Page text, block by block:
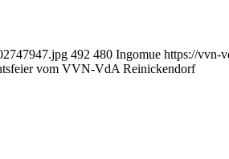
492 480 Ingomue https://vvn-
vom VVN-VdA Reinickendorf